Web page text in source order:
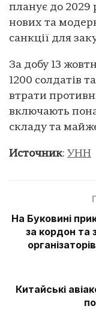
планує до 2029
нових та
санкції для
За добу 13
1200 солдатів
втрати
включають
складу та
Источник: УНН
На Буковині
за кордон та
Китайські